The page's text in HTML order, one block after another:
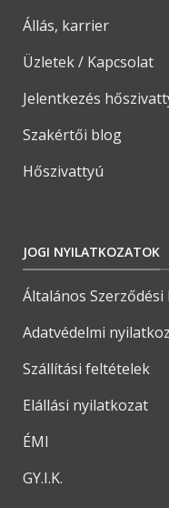
Állás, karrier
Üzletek / Kapcsolat
Jelentkezés
Szakértői blog
Hőszivattyú
JOGI NYILATKOZATOK
Általános Szerződési
Adatvédelmi
Szállítási feltételek
Elállási nyilatkozat
ÉMI
GY.I.K.